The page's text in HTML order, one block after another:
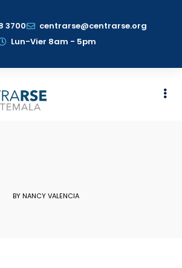
3700
centrarse@centrarse.org
Lun-Vier 8am - 5pm
BY NANCY VALENCIA